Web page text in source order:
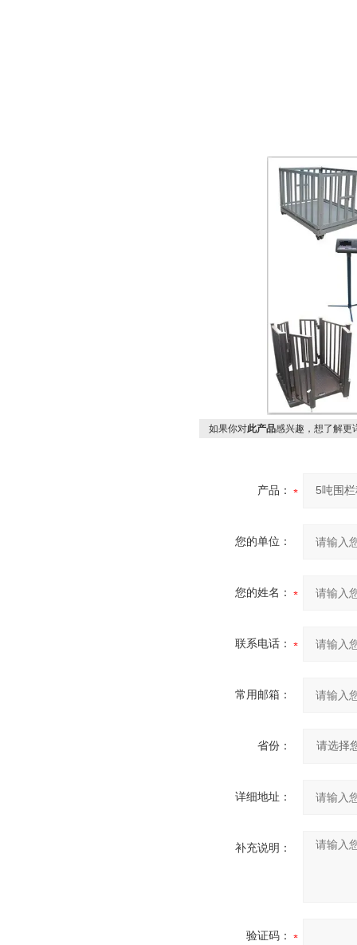
如果你对此产品感兴趣，想了解更
产品：
您的单位：
您的姓名：
联系电话：
常用邮箱：
省份：
详细地址：
补充说明：
验证码：